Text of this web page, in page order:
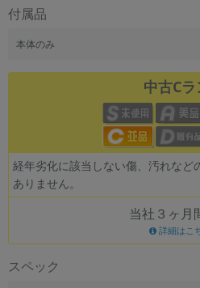
付属品
本体のみ
中古Cラ
経年劣化に該当しない傷、汚れなど
ありません。
当社３ヶ月
詳細はこ
スペック
CPU
OSの絞り込み
~
容量
~
モニタサイズ